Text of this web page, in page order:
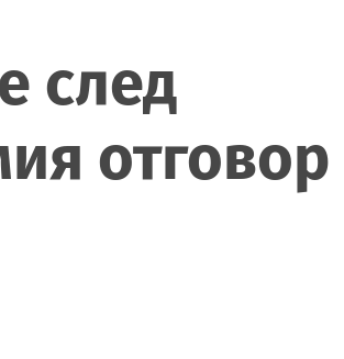
след
отговор